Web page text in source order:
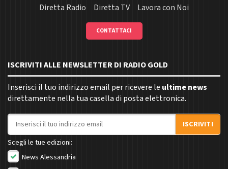
Diretta Radio
Diretta TV Lavora con Noi
CONTATTACI
ISCRIVITI ALLE NEWSLETTER DI RADIO GOLD
Inserisci il tuo indirizzo email per ricevere le ultime news
direttamente nella tua casella di posta elettronica.
Indirizzo email
ISCRIVITI
Scegli le tue edizioni:
News Alessandria